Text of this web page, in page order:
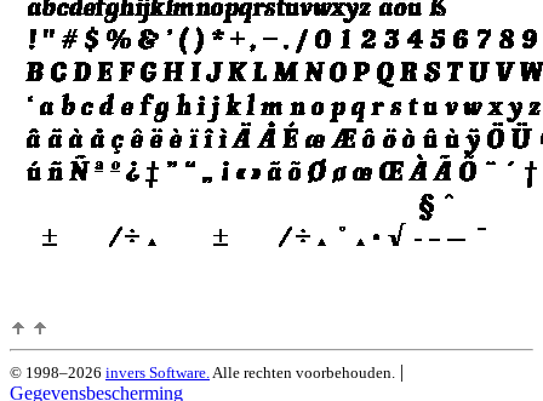
© 1998–2026 invers Software. Alle rechten voorbehouden. |
Gegevensbescherming